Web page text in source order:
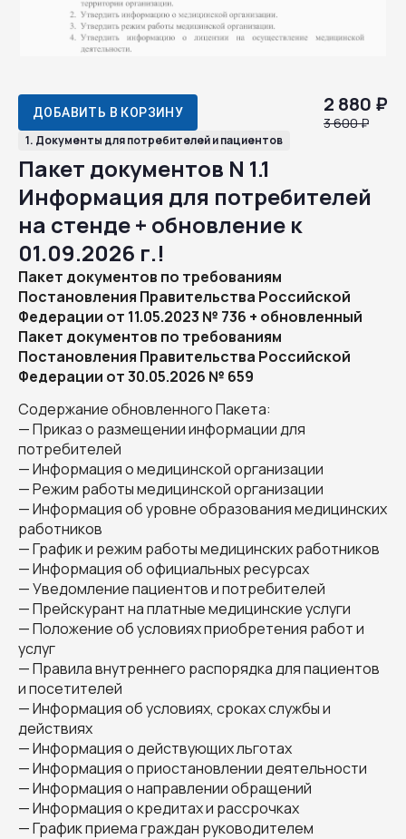
1. Документы для потребителей и пациентов
Пакет документов N 1.1
Информация для потребителей
на стенде + обновление к
01.09.2026 г.!
Пакет документов по требованиям
Постановления Правительства Российской
Федерации от 11.05.2023 № 736 + обновленный
Пакет документов по требованиям
Постановления Правительства Российской
Федерации от 30.05.2026 № 659
Содержание обновленного Пакета:
— Приказ о размещении информации для
потребителей
— Информация о медицинской организации
— Режим работы медицинской организации
— Информация об уровне образования медицинских
работников
— График и режим работы медицинских работников
— Информация об официальных ресурсах
— Уведомление пациентов и потребителей
— Прейскурант на платные медицинские услуги
— Положение об условиях приобретения работ и
услуг
— Правила внутреннего распорядка для пациентов
и посетителей
— Информация об условиях, сроках службы и
действиях
— Информация о действующих льготах
— Информация о приостановлении деятельности
— Информация о направлении обращений
— Информация о кредитах и рассрочках
— График приема граждан руководителем
2 880 ₽
3 600 ₽
ДОБАВИТЬ В КОРЗИНУ